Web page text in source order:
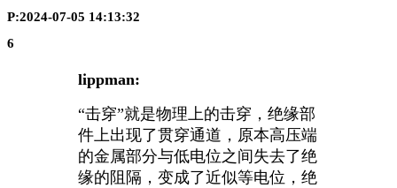
P:2024-07-05 14:13:32
6
lippman:
“击穿”就是物理上的击穿，绝缘部
件上出现了贯穿通道，原本高压端
的金属部分与低电位之间失去了绝
缘的阻隔，变成了近似等电位，绝